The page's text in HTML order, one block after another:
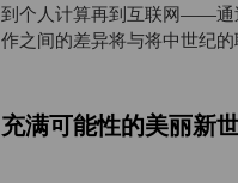
到个人计算再到互联网——通
作之间的差异将与将中世纪
充满可能性的美丽新